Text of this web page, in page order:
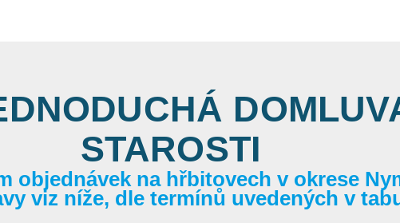
STAROSTI
objednávek na hřbitovech v okrese
viz níže, dle termínů uvedených v